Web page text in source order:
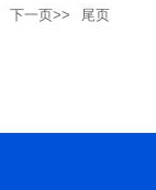
下一页>> 尾页